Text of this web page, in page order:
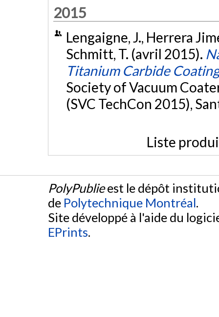
2015
Lengaigne, J., Herrera
Schmitt, T. (avril 2015).
Titanium Carbide
Society of Vacuum
(SVC TechCon 2015),
Liste
PolyPublieest le dépôt
de Polytechnique Montréal.
Site développé à l'aide du
EPrints.